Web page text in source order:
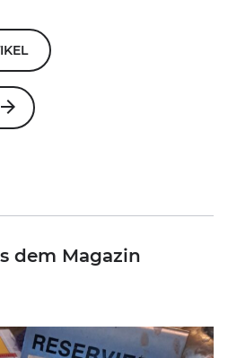
dem Magazin